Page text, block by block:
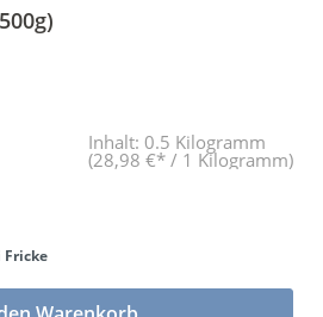
Inhalt: 0.5 Kilogramm
(28,98 €* / 1 Kilogramm)
Fricke